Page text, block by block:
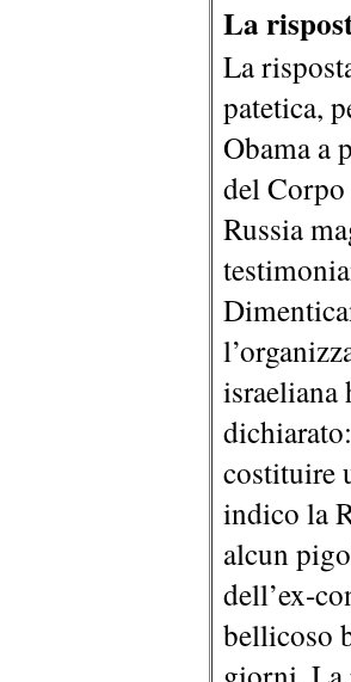
La
La
patetica,
Obama a
del
Russia
israeliana
costituire
indico la
alcun
dell’ex-
bellicoso